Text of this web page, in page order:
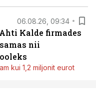
06.08.26, 09:34
Kalde firmades
nii
kui 1,2 miljonit eurot